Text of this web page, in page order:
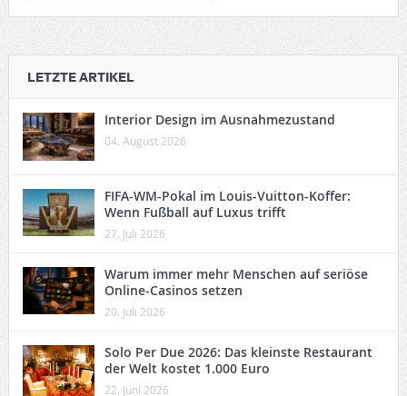
LETZTE ARTIKEL
Interior Design im Ausnahmezustand
04. August 2026
FIFA-WM-Pokal im Louis-Vuitton-Koffer:
Wenn Fußball auf Luxus trifft
27. Juli 2026
Warum immer mehr Menschen auf seriöse
Online-Casinos setzen
20. Juli 2026
Solo Per Due 2026: Das kleinste Restaurant
der Welt kostet 1.000 Euro
22. Juni 2026